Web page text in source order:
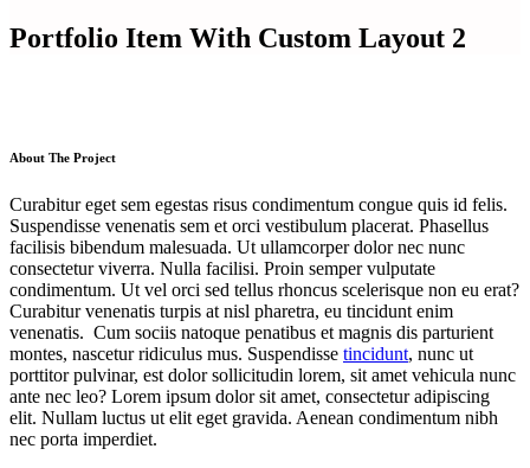
Portfolio Item With Custom Layout 2
About The Project
Curabitur eget sem egestas risus condimentum congue quis id felis.
Suspendisse venenatis sem et orci vestibulum placerat. Phasellus
facilisis bibendum malesuada. Ut ullamcorper dolor nec nunc
consectetur viverra. Nulla facilisi. Proin semper vulputate
condimentum. Ut vel orci sed tellus rhoncus scelerisque non eu erat?
Curabitur venenatis turpis at nisl pharetra, eu tincidunt enim
venenatis. Cum sociis natoque penatibus et magnis dis parturient
montes, nascetur ridiculus mus. Suspendisse tincidunt, nunc ut
porttitor pulvinar, est dolor sollicitudin lorem, sit amet vehicula nunc
ante nec leo? Lorem ipsum dolor sit amet, consectetur adipiscing
elit. Nullam luctus ut elit eget gravida. Aenean condimentum nibh
nec porta imperdiet.